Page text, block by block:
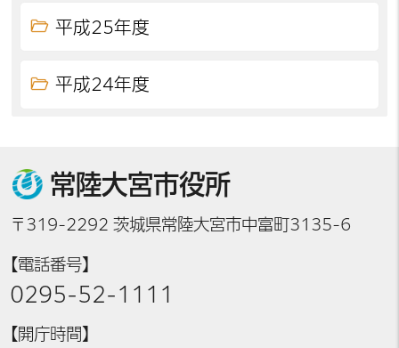
平成25年度
平成24年度
常陸大宮市役所
〒319-2292 茨城県常陸大宮市中富町3135-6
【電話番号】
0295-52-1111
【開庁時間】